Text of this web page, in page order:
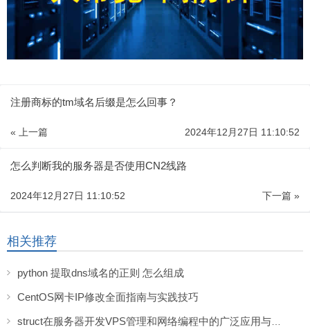
注册商标的tm域名后缀是怎么回事？
« 上一篇 2024年12月27日 11:10:52
怎么判断我的服务器是否使用CN2线路
下一篇 »
2024年12月27日 11:10:52
相关推荐
python 提取dns域名的正则 怎么组成
CentOS网卡IP修改全面指南与实践技巧